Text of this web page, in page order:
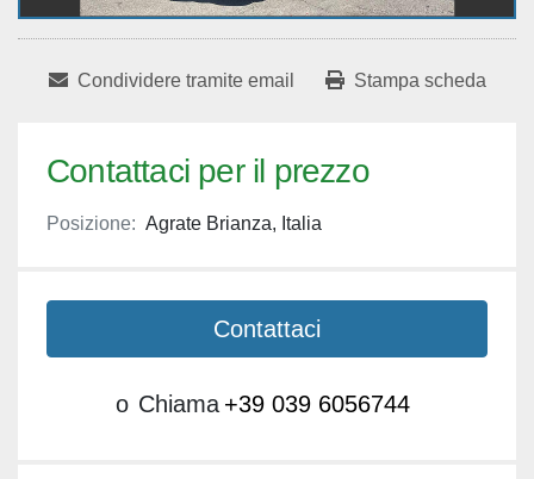
Condividere tramite email Stampa scheda
Contattaci per il prezzo
Posizione: Agrate Brianza, Italia
Contattaci
o Chiama +39 039 6056744